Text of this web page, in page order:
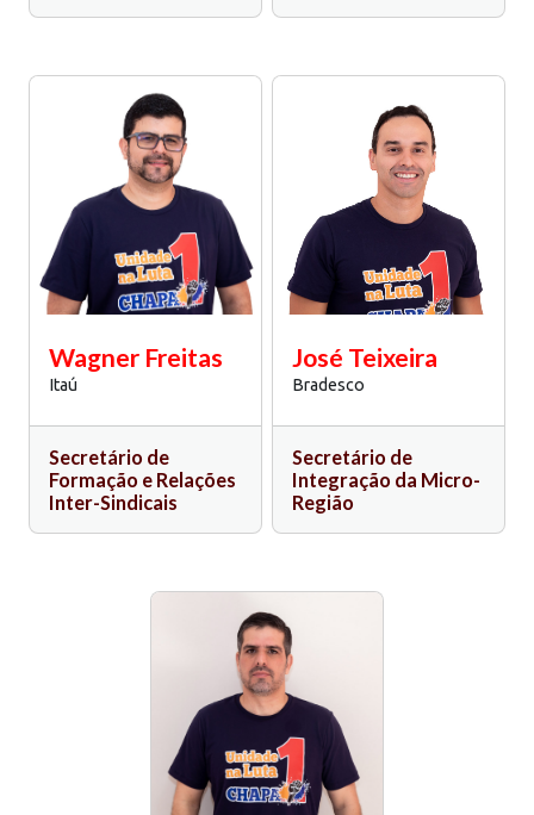
Wagner Freitas
Itaú
Secretário de
Formação e Relações
Inter-Sindicais
José Teixeira
Bradesco
Secretário de
Integração da Micro-
Região